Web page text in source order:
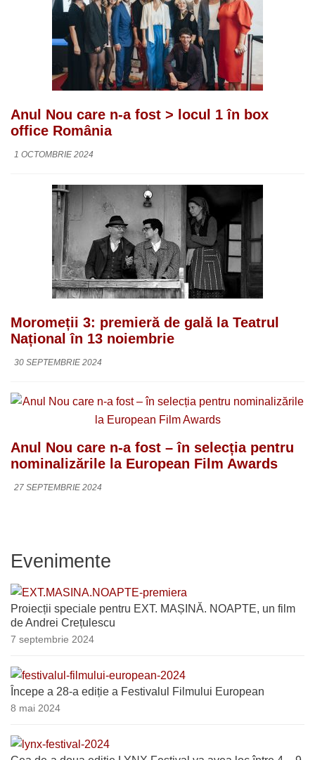
Anul Nou care n-a fost > locul 1 în box
office România
1 OCTOMBRIE 2024
Moromeții 3: premieră de gală la Teatrul
Național în 13 noiembrie
30 SEPTEMBRIE 2024
Anul Nou care n-a fost – în selecția pentru
nominalizările la European Film Awards
27 SEPTEMBRIE 2024
Evenimente
Proiecții speciale pentru EXT. MAȘINĂ. NOAPTE, un film
de Andrei Crețulescu
7 septembrie 2024
Începe a 28-a ediție a Festivalul Filmului European
8 mai 2024